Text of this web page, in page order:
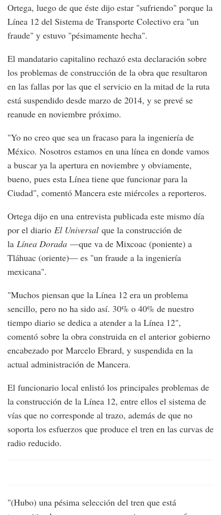
Ortega, luego de que éste dijo estar "sufriendo" porque la
Línea 12 del Sistema de Transporte Colectivo era "un
fraude" y estuvo "pésimamente hecha".
El mandatario capitalino rechazó esta declaración sobre
los problemas de construcción de la obra que resultaron
en las fallas por las que el servicio en la mitad de la ruta
está suspendido desde marzo de 2014, y se prevé se
reanude en noviembre próximo.
"Yo no creo que sea un fracaso para la ingeniería de
México. Nosotros estamos en una línea en donde vamos
a buscar ya la apertura en noviembre y obviamente,
bueno, pues esta Línea tiene que funcionar para la
Ciudad", comentó Mancera este miércoles a reporteros.
Ortega dijo en una entrevista publicada este mismo día
por el diario El Universal que la construcción de
la Línea Dorada —que va de Mixcoac (poniente) a
Tláhuac (oriente)— es "un fraude a la ingeniería
mexicana".
"Muchos piensan que la Línea 12 era un problema
sencillo, pero no ha sido así. 30% o 40% de nuestro
tiempo diario se dedica a atender a la Línea 12",
comentó sobre la obra construida en el anterior gobierno
encabezado por Marcelo Ebrard, y suspendida en la
actual administración de Mancera.
El funcionario local enlistó los principales problemas de
la construcción de la Línea 12, entre ellos el sistema de
vías que no corresponde al trazo, además de que no
soporta los esfuerzos que produce el tren en las curvas de
radio reducido.
"(Hubo) una pésima selección del tren que está